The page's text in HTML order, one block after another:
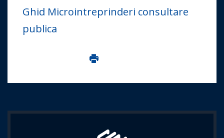
Ghid Microintreprinderi consultare
publica
Imprima aceasta pagina